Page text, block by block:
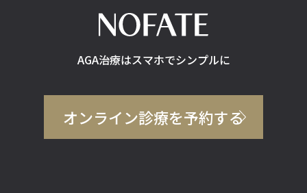
AGA治療はスマホでシンプルに
オンライン診療を予約する